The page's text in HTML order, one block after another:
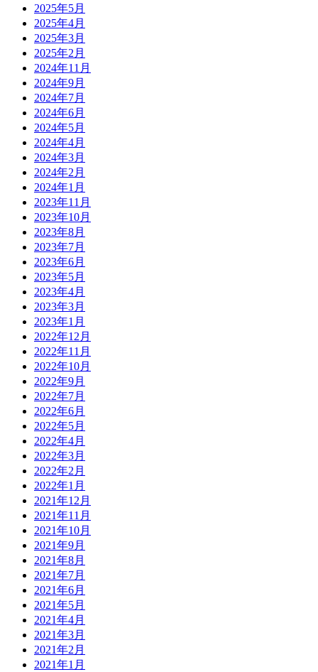
2025年5月
2025年4月
2025年3月
2025年2月
2024年11月
2024年9月
2024年7月
2024年6月
2024年5月
2024年4月
2024年3月
2024年2月
2024年1月
2023年11月
2023年10月
2023年8月
2023年7月
2023年6月
2023年5月
2023年4月
2023年3月
2023年1月
2022年12月
2022年11月
2022年10月
2022年9月
2022年7月
2022年6月
2022年5月
2022年4月
2022年3月
2022年2月
2022年1月
2021年12月
2021年11月
2021年10月
2021年9月
2021年8月
2021年7月
2021年6月
2021年5月
2021年4月
2021年3月
2021年2月
2021年1月